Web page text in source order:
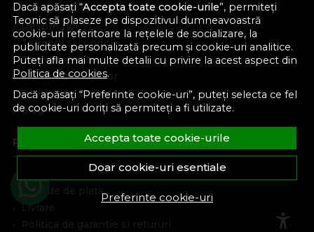
Dacă apăsați “Accepta toate cookie-urile”, permiteți
Teonic să plaseze pe dispozitivul dumneavoastră
cookie-uri referitoare la rețelele de socializare, la
publicitate personalizată precum și cookie-uri analitice.
Puteți afla mai multe detalii cu privire la acest aspect din
Politica de cookies.
Dacă apăsați “Preferinte cookie-uri”, puteți selecta ce fel
de cookie-uri doriți să permiteți a fi utilizate.
Accepta toate cookie-urile
Doar cookie-uri esentiale
Preferinte cookie-uri
Formular retur
Despre noi
Termeni si conditii
Confidentialitate
Marturiile clientilor
Politica de Cookies
Blog
Plata Si Livrare
Metode de plata
Livrare
Politica de garantie si retururi